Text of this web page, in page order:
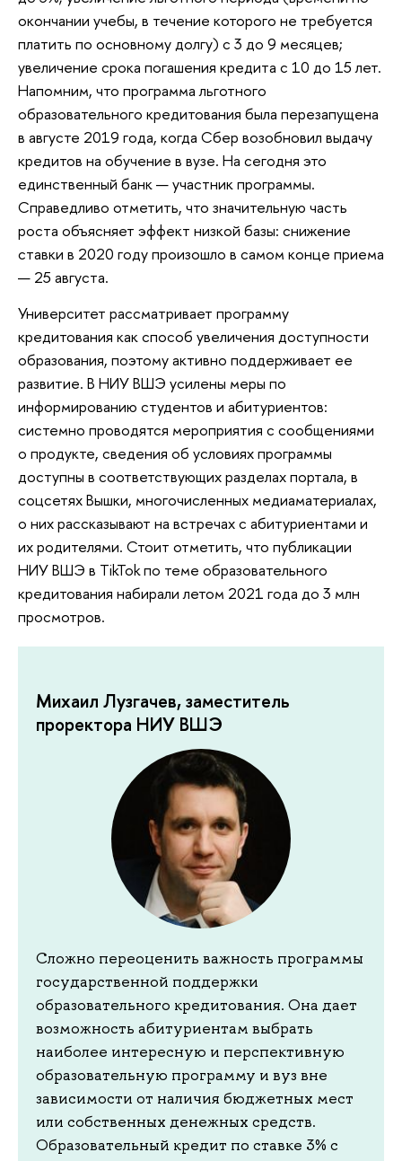
окончании учебы, в течение которого не требуется
платить по основному долгу) с 3 до 9 месяцев;
увеличение срока погашения кредита с 10 до 15 лет.
Напомним, что программа льготного
образовательного кредитования была перезапущена
в августе 2019 года, когда Сбер возобновил выдачу
кредитов на обучение в вузе. На сегодня это
единственный банк — участник программы.
Справедливо отметить, что значительную часть
роста объясняет эффект низкой базы: снижение
ставки в 2020 году произошло в самом конце приема
— 25 августа.
Университет рассматривает программу
кредитования как способ увеличения доступности
образования, поэтому активно поддерживает ее
развитие. В НИУ ВШЭ усилены меры по
информированию студентов и абитуриентов:
системно проводятся мероприятия с сообщениями
о продукте, сведения об условиях программы
доступны в соответствующих разделах портала, в
соцсетях Вышки, многочисленных медиаматериалах,
о них рассказывают на встречах с абитуриентами и
их родителями. Стоит отметить, что публикации
НИУ ВШЭ в TikTok по теме образовательного
кредитования набирали летом 2021 года до 3 млн
просмотров.
Михаил Лузгачев, заместитель
проректора НИУ ВШЭ
Сложно переоценить важность программы
государственной поддержки
образовательного кредитования. Она дает
возможность абитуриентам выбрать
наиболее интересную и перспективную
образовательную программу и вуз вне
зависимости от наличия бюджетных мест
или собственных денежных средств.
Образовательный кредит по ставке 3% с